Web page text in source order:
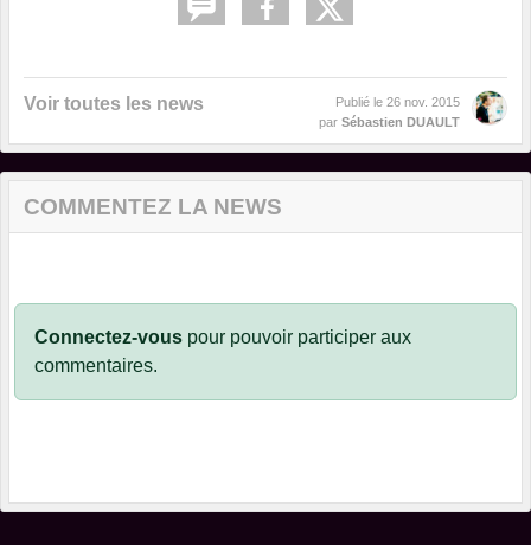
Voir toutes les news Publié le 26 nov. 2015
par Sébastien DUAULT
COMMENTEZ LA NEWS
Connectez-vous pour pouvoir participer aux
commentaires.